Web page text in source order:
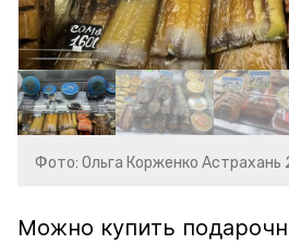
Фото: Ольга Корженко Астрахань
Можно купить